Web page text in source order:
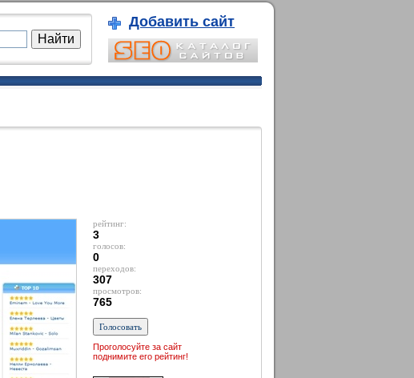
Добавить сайт
рейтинг:
3
голосов:
0
переходов:
307
просмотров:
765
Проголосуйте за сайт
поднимите его рейтинг!